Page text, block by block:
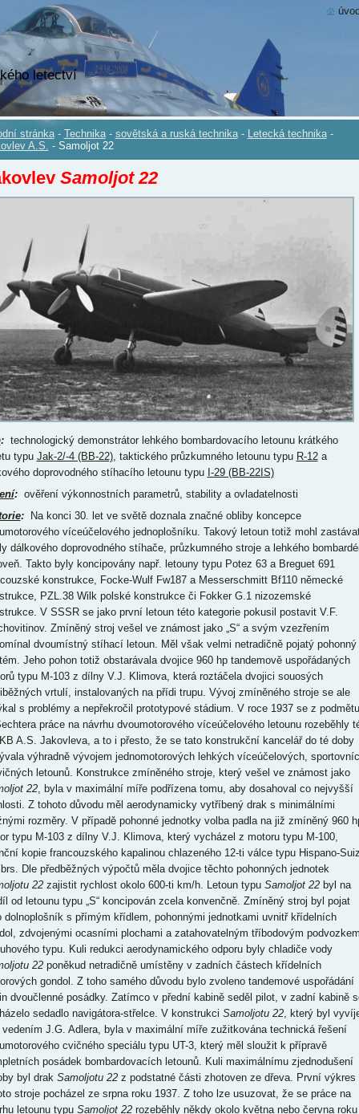
letectví
stránka - Technika - sovětská a ruská technika - Letecká technika -
A.S. - Samoljot 22
Samoljot 22
:technologický demonstrátor lehkého bombardovacího letounu krátkého
typu Jak-2/-4 (BB-22), taktického průzkumného letounu typu R-12a
doprovodného stíhacího letounu typu I-29 (BB-22IS)
:ověření výkonnostních parametrů, stability a ovladatelnosti
:Na konci 30. let ve světě doznala značné obliby koncepce
víceúčelového jednoplošníku. Takový letoun totiž mohl
dálkového doprovodného stíhače, průzkumného stroje a lehkého
Takto byly koncipovány např. letouny typu Potez 63 a Breguet 691
konstrukce, Focke-Wulf Fw187 a Messerschmitt Bf110 německé
PZL.38 Wilk polské konstrukce či Fokker G.1 nizozemské
V SSSR se jako první letoun této kategorie pokusil postavit V.F.
Zmíněný stroj vešel ve známost jako „S“ a svým vzezřením
dvoumístný stíhací letoun. Měl však velmi netradičně pojatý pohonný
Jeho pohon totiž obstarávala dvojice 960 hp tandemově uspořádaných
typu M-103 z dílny V.J. Klimova, která roztáčela dvojici souosých
vrtulí, instalovaných na přídi trupu. Vývoj zmíněného stroje se ale
s problémy a nepřekročil prototypové stádium. V roce 1937 se z podmětu
práce na návrhu dvoumotorového víceúčelového letounu rozeběhly
A.S. Jakovleva, a to i přesto, že se tato konstrukční kancelář do té doby
výhradně vývojem jednomotorových lehkých víceúčelových,
letounů. Konstrukce zmíněného stroje, který vešel ve známost jako
22, byla v maximální míře podřízena tomu, aby dosahoval co nejvyšší
Z tohoto důvodu měl aerodynamicky vytříbený drak s minimálními
rozměry. V případě pohonné jednotky volba padla na již zmíněný 960
typu M-103 z dílny V.J. Klimova, který vycházel z motoru typu M-100,
kopie francouzského kapalinou chlazeného 12-ti válce typu Hispano-
Dle předběžných výpočtů měla dvojice těchto pohonných jednotek
22zajistit rychlost okolo 600-ti km/h. Letoun typu Samoljot 22byl na
od letounu typu „S“ koncipován zcela konvenčně. Zmíněný stroj byl pojat
dolnoplošník s přímým křídlem, pohonnými jednotkami uvnitř křídelních
zdvojenými ocasními plochami a zatahovatelným tříbodovým podvozkem
typu. Kuli redukci aerodynamického odporu byly chladiče vody
22poněkud netradičně umístěny v zadních částech křídelních
gondol. Z toho samého důvodu bylo zvoleno tandemové uspořádání
dvoučlenné posádky. Zatímco v přední kabině seděl pilot, v zadní kabině
sedadlo navigátora-střelce. V konstrukci Samoljotu 22, který byl
vedením J.G. Adlera, byla v maximální míře zužitkována technická řešení
cvičného speciálu typu UT-3, který měl sloužit k přípravě
posádek bombardovacích letounů. Kuli maximálnímu zjednodušení
byl drak Samoljotu 22z podstatné části zhotoven ze dřeva. První výkres
stroje pocházel ze srpna roku 1937. Z toho lze usuzovat, že se práce na
letounu typu Samoljot 22rozeběhly někdy okolo května nebo června roku